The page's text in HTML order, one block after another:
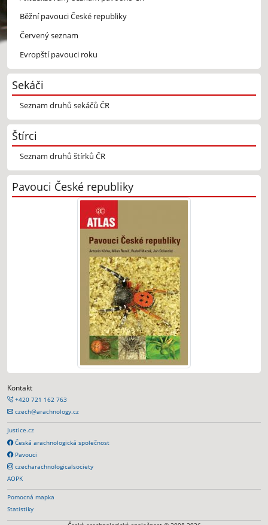
Běžní pavouci České republiky
Červený seznam
Evropští pavouci roku
Sekáči
Seznam druhů sekáčů ČR
Štírci
Seznam druhů štírků ČR
Pavouci České republiky
Kontakt
+420 721 162 763
czech@arachnology.cz
Justice.cz
Česká arachnologická společnost
Pavouci
czecharachnologicalsociety
AOPK
Pomocná mapka
Statistiky